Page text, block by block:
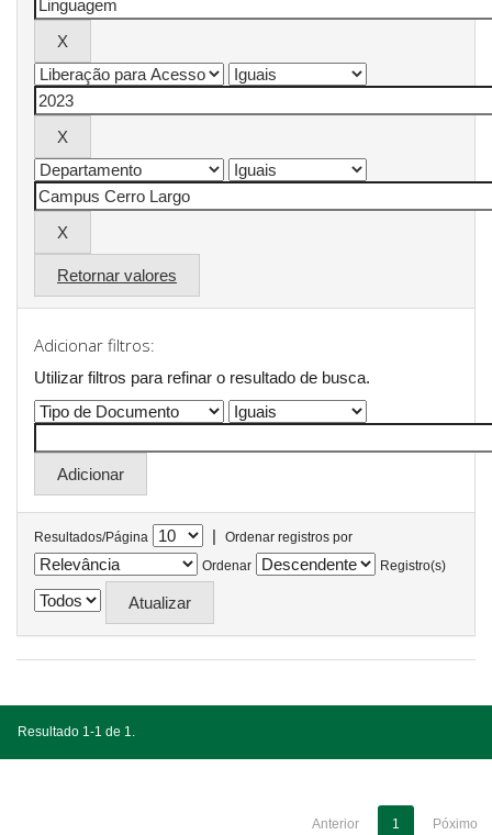
Retornar valores
Adicionar filtros:
Utilizar filtros para refinar o resultado de busca.
Resultados/Página |
Ordenar registros por
Ordenar
Registro(s)
Resultado 1-1 de 1.
Anterior 1 Póximo